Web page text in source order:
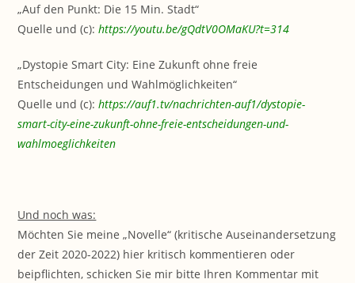
„Auf den Punkt: Die 15 Min. Stadt“
Quelle und (c):https://youtu.be/gQdtV0OMaKU?t=314
„Dystopie Smart City: Eine Zukunft ohne freie
Entscheidungen und Wahlmöglichkeiten“
Quelle und (c):https://auf1.tv/nachrichten-auf1/dystopie-
smart-city-eine-zukunft-ohne-freie-entscheidungen-und-
wahlmoeglichkeiten
Und noch was:
Möchten Sie meine „Novelle“ (kritische Auseinandersetzung
der Zeit 2020-2022) hier kritisch kommentieren oder
beipflichten, schicken Sie mir bitte Ihren Kommentar mit